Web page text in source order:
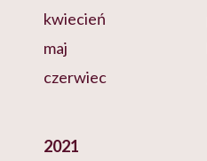
kwiecień
maj
czerwiec
2021